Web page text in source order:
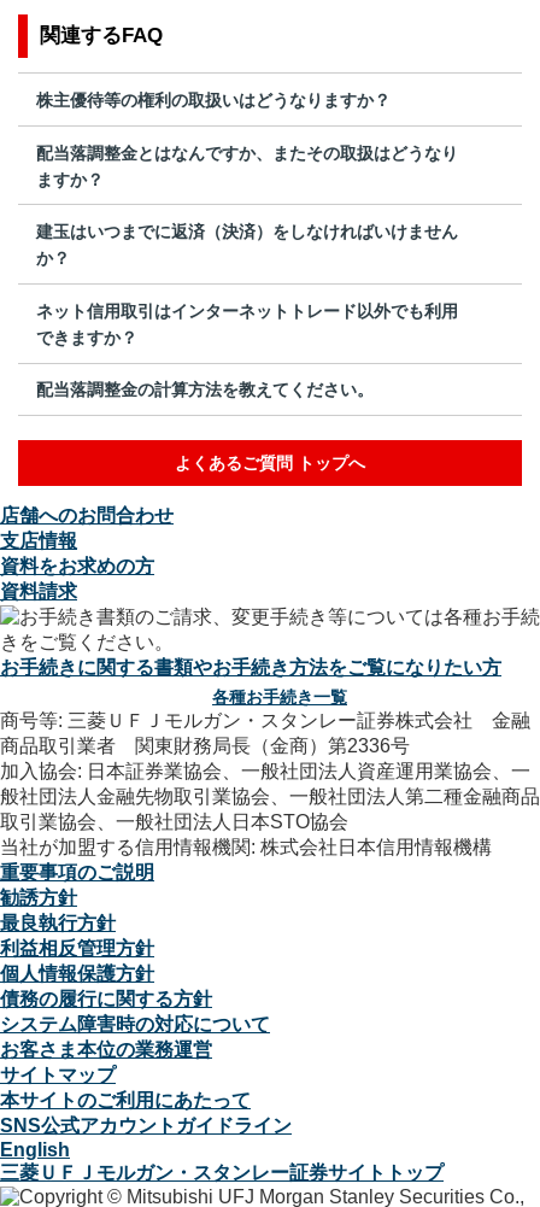
関連するFAQ
株主優待等の権利の取扱いはどうなりますか？
配当落調整金とはなんですか、またその取扱はどうなり
ますか？
建玉はいつまでに返済（決済）をしなければいけません
か？
ネット信用取引はインターネットトレード以外でも利用
できますか？
配当落調整金の計算方法を教えてください。
よくあるご質問 トップへ
店舗へのお問合わせ
支店情報
資料をお求めの方
資料請求
お手続きに関する書類やお手続き方法をご覧になりたい方
各種お手続き一覧
商号等: 三菱ＵＦＪモルガン・スタンレー証券株式会社 金融
商品取引業者 関東財務局長（金商）第2336号
加入協会: 日本証券業協会、一般社団法人資産運用業協会、一
般社団法人金融先物取引業協会、一般社団法人第二種金融商品
取引業協会、一般社団法人日本STO協会
当社が加盟する信用情報機関: 株式会社日本信用情報機構
重要事項のご説明
勧誘方針
最良執行方針
利益相反管理方針
個人情報保護方針
債務の履行に関する方針
システム障害時の対応について
お客さま本位の業務運営
サイトマップ
本サイトのご利用にあたって
SNS公式アカウントガイドライン
English
三菱ＵＦＪモルガン・スタンレー証券サイトトップ